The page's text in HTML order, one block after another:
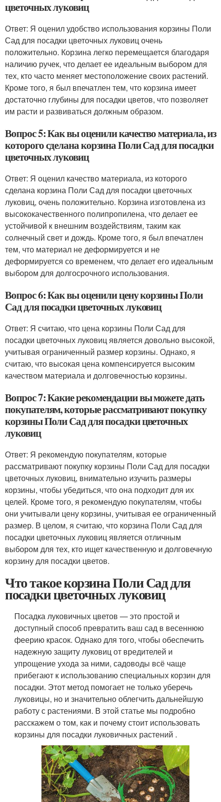
цветочных луковиц
Ответ: Я оценил удобство использования корзины Поли
Сад для посадки цветочных луковиц очень
положительно. Корзина легко перемещается благодаря
наличию ручек, что делает ее идеальным выбором для
тех, кто часто меняет местоположение своих растений.
Кроме того, я был впечатлен тем, что корзина имеет
достаточно глубины для посадки цветов, что позволяет
им расти и развиваться должным образом.
Вопрос 5: Как вы оценили качество материала, из
которого сделана корзина Поли Сад для посадки
цветочных луковиц
Ответ: Я оценил качество материала, из которого
сделана корзина Поли Сад для посадки цветочных
луковиц, очень положительно. Корзина изготовлена из
высококачественного полипропилена, что делает ее
устойчивой к внешним воздействиям, таким как
солнечный свет и дождь. Кроме того, я был впечатлен
тем, что материал не деформируется и не
деформируется со временем, что делает его идеальным
выбором для долгосрочного использования.
Вопрос 6: Как вы оценили цену корзины Поли
Сад для посадки цветочных луковиц
Ответ: Я считаю, что цена корзины Поли Сад для
посадки цветочных луковиц является довольно высокой,
учитывая ограниченный размер корзины. Однако, я
считаю, что высокая цена компенсируется высоким
качеством материала и долговечностью корзины.
Вопрос 7: Какие рекомендации вы можете дать
покупателям, которые рассматривают покупку
корзины Поли Сад для посадки цветочных
луковиц
Ответ: Я рекомендую покупателям, которые
рассматривают покупку корзины Поли Сад для посадки
цветочных луковиц, внимательно изучить размеры
корзины, чтобы убедиться, что она подходит для их
целей. Кроме того, я рекомендую покупателям, чтобы
они учитывали цену корзины, учитывая ее ограниченный
размер. В целом, я считаю, что корзина Поли Сад для
посадки цветочных луковиц является отличным
выбором для тех, кто ищет качественную и долговечную
корзину для посадки цветов.
Что такое корзина Поли Сад для
посадки цветочных луковиц
Посадка луковичных цветов — это простой и
доступный способ превратить ваш сад в весеннюю
феерию красок. Однако для того, чтобы обеспечить
надежную защиту луковиц от вредителей и
упрощение ухода за ними, садоводы всё чаще
прибегают к использованию специальных корзин для
посадки. Этот метод помогает не только уберечь
луковицы, но и значительно облегчить дальнейшую
работу с растениями. В этой статье мы подробно
расскажем о том, как и почему стоит использовать
корзины для посадки луковичных растений .